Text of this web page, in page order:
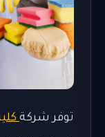
توفر شركةكلين